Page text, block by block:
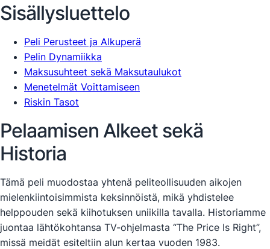
Sisällysluettelo
Peli Perusteet ja Alkuperä
Pelin Dynamiikka
Maksusuhteet sekä Maksutaulukot
Menetelmät Voittamiseen
Riskin Tasot
Pelaamisen Alkeet sekä
Historia
Tämä peli muodostaa yhtenä peliteollisuuden aikojen
mielenkiintoisimmista keksinnöistä, mikä yhdistelee
helppouden sekä kiihotuksen uniikilla tavalla. Historiamme
juontaa lähtökohtansa TV-ohjelmasta “The Price Is Right”,
missä meidät esiteltiin alun kertaa vuoden 1983.